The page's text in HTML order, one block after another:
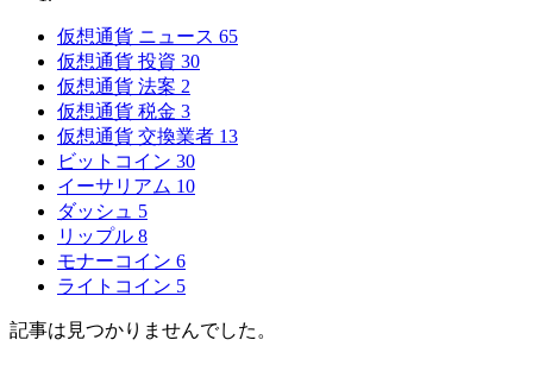
仮想通貨 ニュース 65
仮想通貨 投資 30
仮想通貨 法案 2
仮想通貨 税金 3
仮想通貨 交換業者 13
ビットコイン 30
イーサリアム 10
ダッシュ 5
リップル 8
モナーコイン 6
ライトコイン 5
記事は見つかりませんでした。